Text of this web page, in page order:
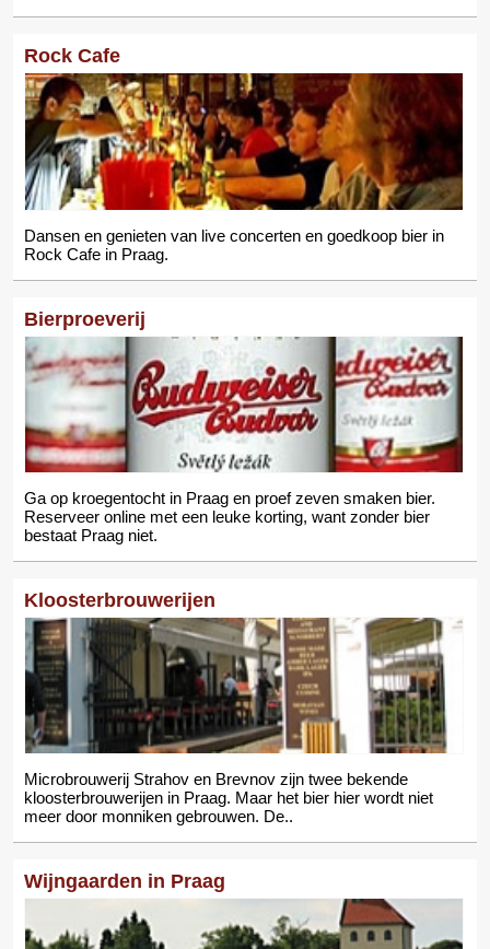
Rock Cafe
Dansen en genieten van live concerten en goedkoop bier in
Rock Cafe in Praag.
Bierproeverij
Ga op kroegentocht in Praag en proef zeven smaken bier.
Reserveer online met een leuke korting, want zonder bier
bestaat Praag niet.
Kloosterbrouwerijen
Microbrouwerij Strahov en Brevnov zijn twee bekende
kloosterbrouwerijen in Praag. Maar het bier hier wordt niet
meer door monniken gebrouwen. De..
Wijngaarden in Praag